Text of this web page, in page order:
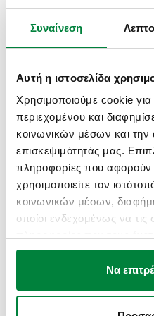
Συναίνεση
Αυτή η ιστοσελίδα
Χρησιμοποιούμε cookie για
περιεχομένου και
κοινωνικών μέσων και την
επισκεψιμότητάς μας.
πληροφορίες που
χρησιμοποιείτε τον
κοινωνικών μέσων,
οποίοι ενδεχομένως να
έχουν συλλέξει σε σχέση
των υπηρεσιών τους.
Να
ΣΧΈΔΙΑ ΚΑΙ
656112 230 V AC
Σχέδια 2D
Μοντέλα 3D